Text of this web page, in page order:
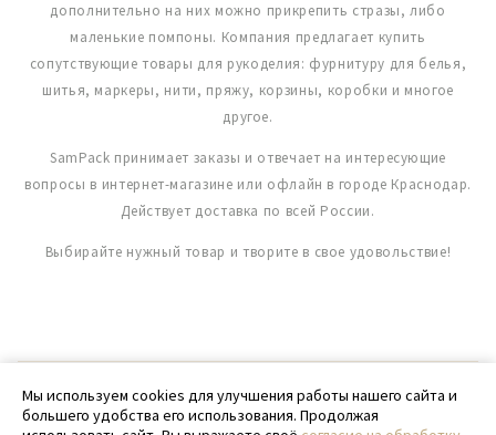
дополнительно на них можно прикрепить стразы, либо
маленькие помпоны. Компания предлагает купить
сопутствующие товары для рукоделия: фурнитуру для белья,
шитья, маркеры, нити, пряжу, корзины, коробки и многое
другое.
SamPack принимает заказы и отвечает на интересующие
вопросы в интернет-магазине или офлайн в городе Краснодар.
Действует доставка по всей России.
Выбирайте нужный товар и творите в свое удовольствие!
© 2020 - 2026 SamPack
Мы используем cookies для улучшения работы нашего сайта и
большего удобства его использования. Продолжая